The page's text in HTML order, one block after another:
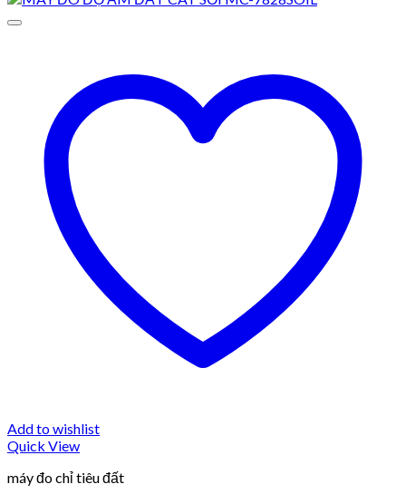
Add to wishlist
Quick View
máy đo chỉ tiêu đất